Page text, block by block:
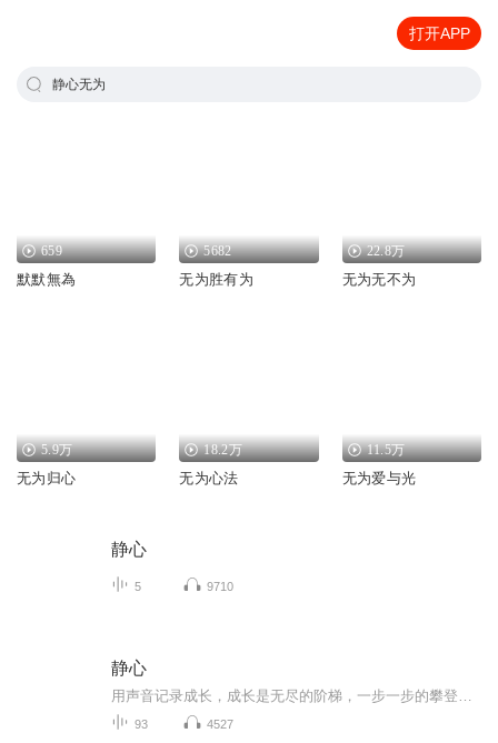
打开APP
静心无为
659
默默無為
5682
无为胜有为
22.8万
无为无不为
5.9万
无为归心
18.2万
无为心法
11.5万
无为爱与光
静心
5 9710
静心
93 4527